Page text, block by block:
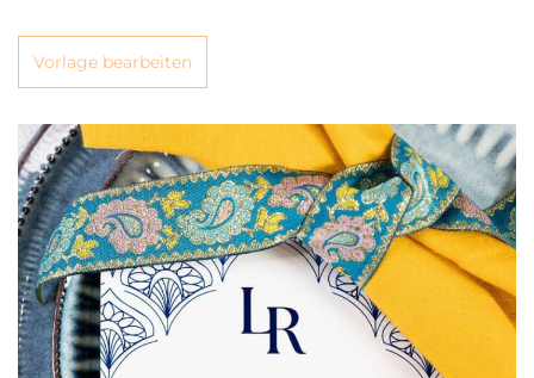
Vorlage bearbeiten